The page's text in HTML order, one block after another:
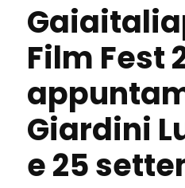
Film Fest
Giardini
e 25